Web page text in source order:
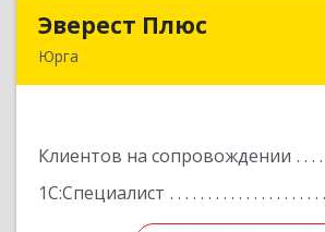
Эверест Плюс
Юрга
Клиентов на сопровождении
1С:Специалист